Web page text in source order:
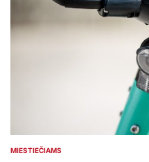
POSTED
MIESTIEČIAMS